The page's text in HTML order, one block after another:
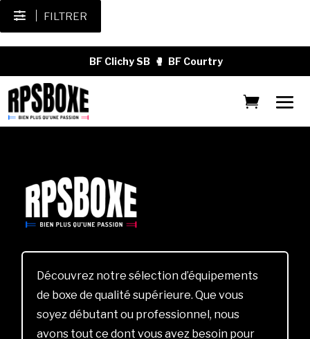
FILTRER
BF Clichy SB 🥊 BF Courtry
Découvrez notre sélection d’équipements
de boxe de qualité supérieure. Que vous
soyez débutant ou professionnel, nous
avons tout ce dont vous avez besoin pour